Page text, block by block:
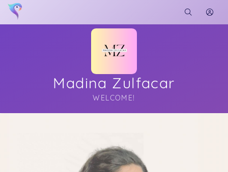
Madina Zulfacar
WELCOME!